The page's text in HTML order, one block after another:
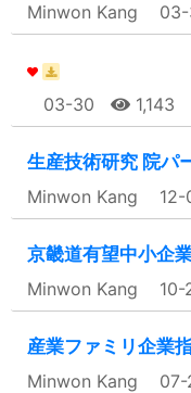
Minwon Kang
03-30 1,143
生産技術研究 院パ
Minwon Kang 12-
京畿道有望中小企
Minwon Kang 10-
産業ファミリ企業
Minwon Kang 07-